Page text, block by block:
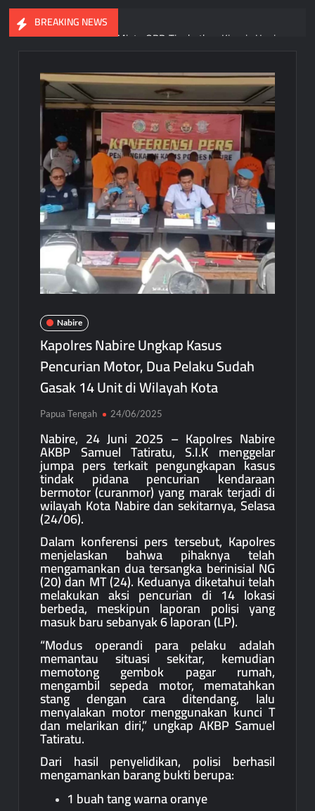
BREAKING NEWS
Gubernur Meki Nawipa Minta OPD Tingkatkan Kinerja Usai
Gubernur Papua Tengah Tegas! ASN Wajib Terapkan Ber-
AKHLAK dan Beralih ke E-Kinerja Sebelum 2027
Razia Ketat di Pelabuhan Pomako, Aparat Sita 99,2 Liter Sopi
dari Kapal KM Sirimau
Bupati Mimika Teken Nota Kesepakatan Pembangunan
Gedung Perawatan C2 RSUD Mimika Senilai Rp242 Miliar
Pemkab Intan Jaya Terapkan WFH Setiap Jumat, Aktivitas ASN
Dipantau Secara Daring
Gubernur Meki Nawipa Paparkan Kemajuan Tujuh Program
Prioritas Pendidikan Papua Tengah Tahun 2025
Nabire
Kapolres Nabire Ungkap Kasus
Pencurian Motor, Dua Pelaku Sudah
Gasak 14 Unit di Wilayah Kota
Papua Tengah 24/06/2025
Nabire, 24 Juni 2025 – Kapolres Nabire
AKBP Samuel Tatiratu, S.I.K menggelar
jumpa pers terkait pengungkapan kasus
tindak pidana pencurian kendaraan
bermotor (curanmor) yang marak terjadi di
wilayah Kota Nabire dan sekitarnya, Selasa
(24/06).
Dalam konferensi pers tersebut, Kapolres
menjelaskan bahwa pihaknya telah
mengamankan dua tersangka berinisial NG
(20) dan MT (24). Keduanya diketahui telah
melakukan aksi pencurian di 14 lokasi
berbeda, meskipun laporan polisi yang
masuk baru sebanyak 6 laporan (LP).
“Modus operandi para pelaku adalah
memantau situasi sekitar, kemudian
memotong gembok pagar rumah,
mengambil sepeda motor, mematahkan
stang dengan cara ditendang, lalu
menyalakan motor menggunakan kunci T
dan melarikan diri,” ungkap AKBP Samuel
Tatiratu.
Dari hasil penyelidikan, polisi berhasil
mengamankan barang bukti berupa:
1 buah tang warna oranye